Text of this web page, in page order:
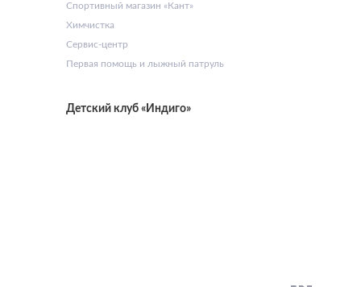
Спортивный магазин «Кант»
Химчистка
Сервис-центр
Первая помощь и лыжный патруль
Детский клуб «Индиго»